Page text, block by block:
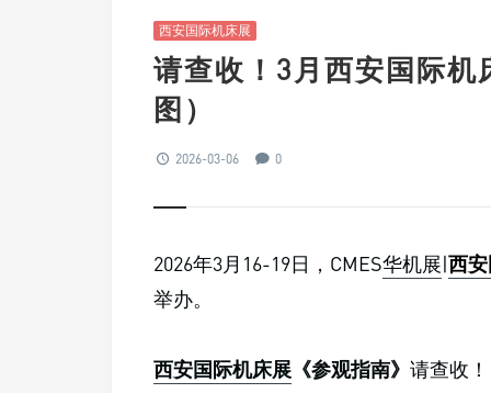
西安国际机床展
请查收！3月西安国际
图）
2026-03-06 0
2026年3月16-19日，CMES华机展|西
举办。
西安国际机床展 《参观指南》 请查收！